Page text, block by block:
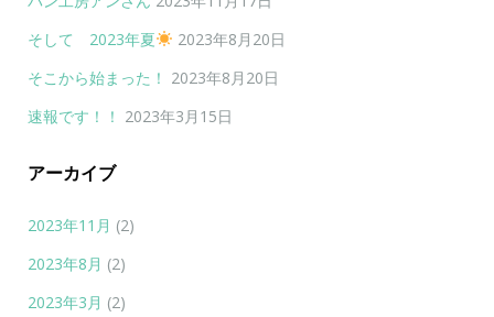
そして 2023年夏
2023年8月20日
そこから始まった！ 2023年8月20日
速報です！！ 2023年3月15日
アーカイブ
2023年11月 (2)
2023年8月 (2)
2023年3月 (2)